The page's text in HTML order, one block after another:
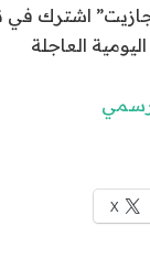
اشترك في
العاجلة
X